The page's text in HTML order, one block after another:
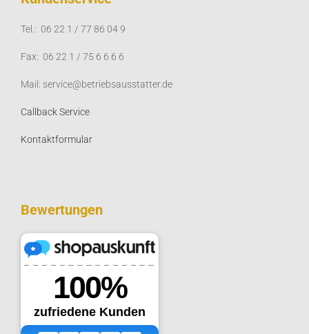
Tel.: 06 22 1 / 77 86 04 9
Fax: 06 22 1 / 75 6 6 6 6
Mail: service@betriebsausstatter.de
Callback Service
Kontaktformular
Bewertungen